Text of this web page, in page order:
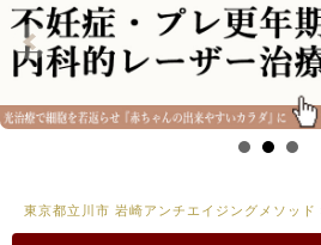
東京都立川市 岩崎アンチエイジングメソッド